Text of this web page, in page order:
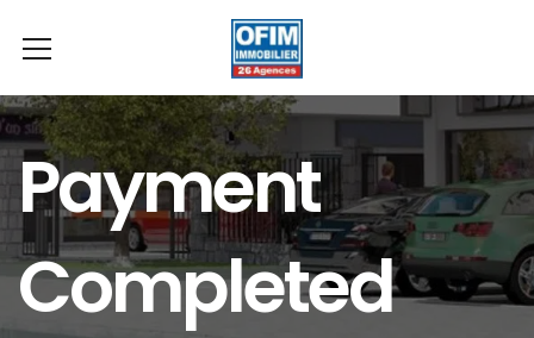
Payment
Completed